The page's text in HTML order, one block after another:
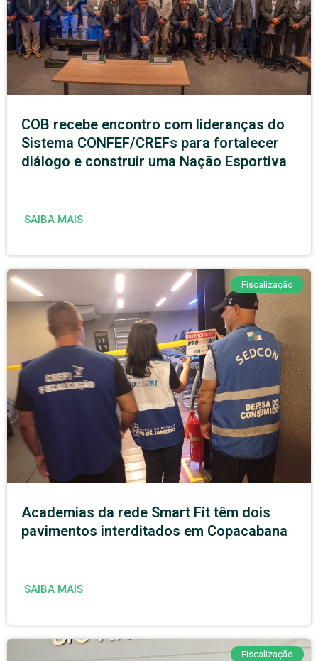
COB recebe encontro com lideranças do
Sistema CONFEF/CREFs para fortalecer
diálogo e construir uma Nação Esportiva
SAIBA MAIS
Fiscalização
Academias da rede Smart Fit têm dois
pavimentos interditados em Copacabana
SAIBA MAIS
Fiscalização